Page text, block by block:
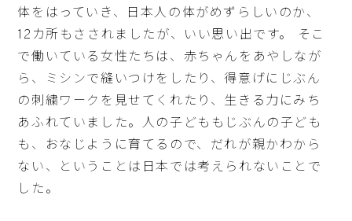
体をはっていき、日本人の体がめずらしいのか、
12カ所もさされましたが、いい思い出です。 そこ
で働いている女性たちは、赤ちゃんをあやしなが
ら、ミシンで縫いつけをしたり、得意げにじぶん
の刺繍ワークを見せてくれたり、生きる力にみち
あふれていました。人の子どももじぶんの子ども
も、おなじように育てるので、だれが親かわから
ない、ということは日本では考えられないことで
した。